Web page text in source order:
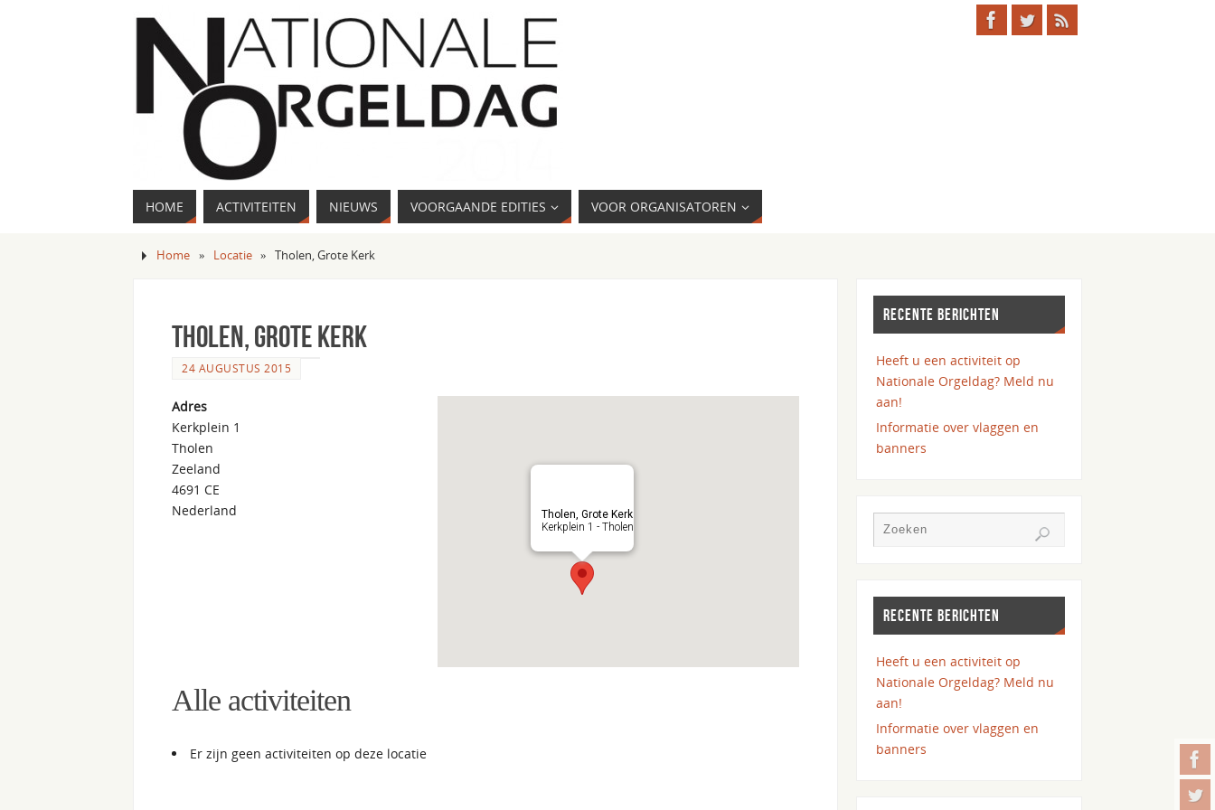
HOME ACTIVITEITEN NIEUWS VOORGAANDE EDITIES VOOR ORGANISATOREN
Home » Locatie » Tholen, Grote Kerk
Tholen, Grote Kerk
24 AUGUSTUS 2015
Tholen, Grote Kerk
Kerkplein 1 - Tholen
Adres
Kerkplein 1
Tholen
Zeeland
4691 CE
Nederland
Alle activiteiten
Er zijn geen activiteiten op deze locatie
RECENTE BERICHTEN
Heeft u een activiteit op
Nationale Orgeldag? Meld nu
aan!
Informatie over vlaggen en
banners
RECENTE BERICHTEN
Heeft u een activiteit op
Nationale Orgeldag? Meld nu
aan!
Informatie over vlaggen en
banners